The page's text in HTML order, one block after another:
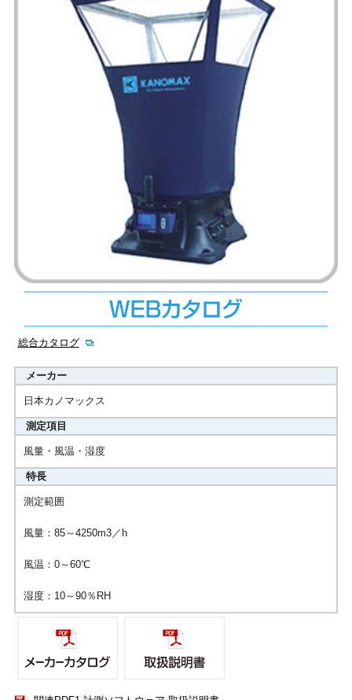
総合カタログ
メーカー
日本カノマックス
測定項目
風量・風温・湿度
特長
測定範囲
風量：85～4250m3／h
風温：0～60℃
湿度：10～90％RH